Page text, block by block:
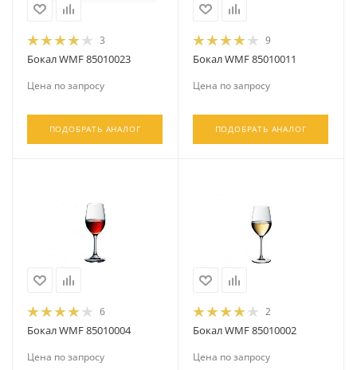
3
Бокал WMF 85010023
Цена по запросу
ПОДОБРАТЬ АНАЛОГ
9
Бокал WMF 85010011
Цена по запросу
ПОДОБРАТЬ АНАЛОГ
6
Бокал WMF 85010004
Цена по запросу
2
Бокал WMF 85010002
Цена по запросу